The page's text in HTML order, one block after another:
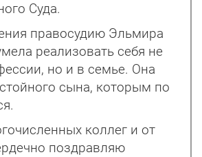
Суда.
правосудию Эльмира
реа­лизовать себя не
но и в семье. Она
сына, которым по
коллег и от
поздравляю